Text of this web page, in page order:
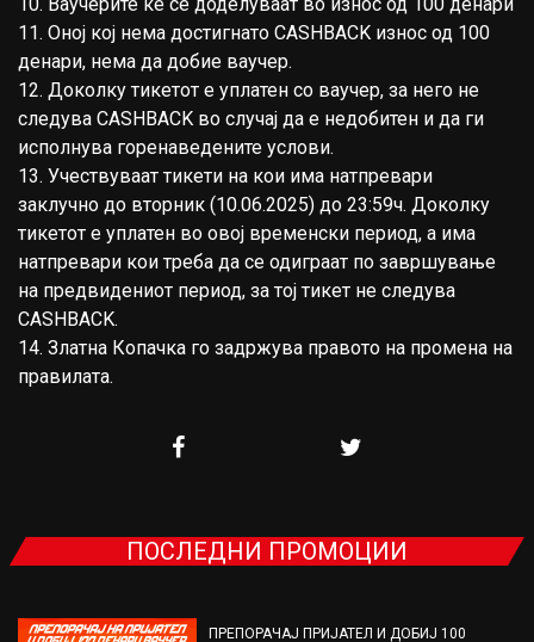
11. Оној кој нема достигнато CASHBACK износ од 100
денари, нема да добие ваучер.
12. Доколку тикетот е уплатен со ваучер, за него не
следува CASHBACK во случај да е недобитен и да ги
исполнува горенаведените услови.
13. Учествуваат тикети на кои има натпревари
заклучно до вторник (10.06.2025) до 23:59ч. Доколку
тикетот е уплатен во овој временски период, а има
натпревари кои треба да се одиграат по завршување
на предвидениот период, за тој тикет не следува
CASHBACK.
14. Златна Копачка го задржува правото на промена на
правилата.
ПОСЛЕДНИ ПРОМОЦИИ
ПРЕПОРАЧАЈ ПРИЈАТЕЛ И ДОБИЈ 100